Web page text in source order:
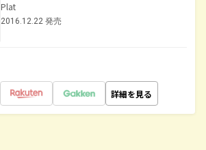
Plat
2016.12.22 発売
詳細を見る